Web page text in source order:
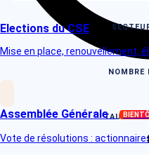
Elections du CSE
Mise en place, renouvellement,
Assemblée Générale
Vote de résolutions :
Santé
NOMBRE
TAUX DE